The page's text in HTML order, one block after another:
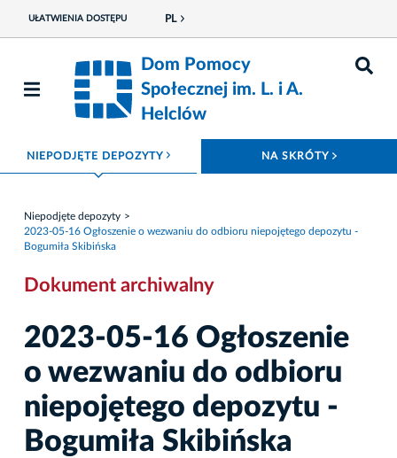
UŁATWIENIA DOSTĘPU PL
Dom Pomocy
Społecznej im. L. i A.
Helclów
NIEPODJĘTE DEPOZYTYROZWIŃ MENU NA SKRÓTY
Niepodjęte depozyty
2023-05-16 Ogłoszenie o wezwaniu do odbioru niepojętego depozytu -
Bogumiła Skibińska
Dokument archiwalny
2023-05-16 Ogłoszenie
o wezwaniu do odbioru
niepojętego depozytu -
Bogumiła Skibińska